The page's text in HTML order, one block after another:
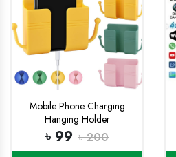
Mobile Phone Charging
Hanging Holder
Multifunction Wall Mounted
Plug Bracket Remote
৳ 99 ৳ 200